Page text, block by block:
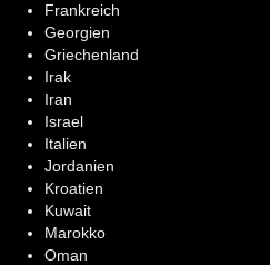
Frankreich
Georgien
Griechenland
Irak
Iran
Israel
Italien
Jordanien
Kroatien
Kuwait
Marokko
Oman